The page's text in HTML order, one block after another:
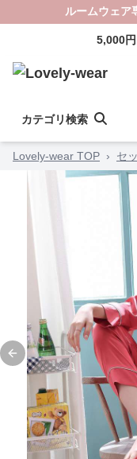
ルームウェア
5,000
カテゴリ検索
Lovely-wear TOP › セ
Previous slide